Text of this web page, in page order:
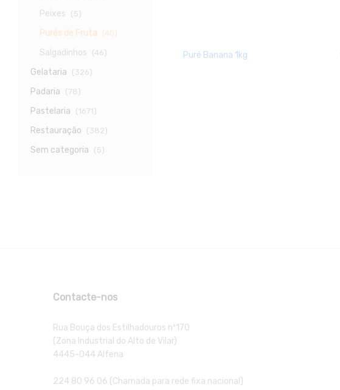
Puré Banana 1kg
Peixes (5)
Purés de Fruta (40)
Salgadinhos (46)
Gelataria (326)
Padaria (78)
Pastelaria (1671)
Restauração (382)
Sem categoria (5)
Contacte-nos
Rua Bouça dos Estilhadouros nº170
(Zona Industrial do Alto de Vilar)
4445-044 Alfena
224 80 96 06 (Chamada para rede fixa nacional)